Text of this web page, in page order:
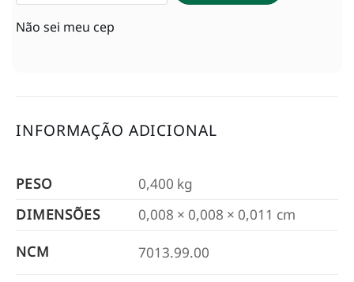
Não sei meu cep
INFORMAÇÃO ADICIONAL
PESO
0,400 kg
DIMENSÕES
0,008 × 0,008 × 0,011 cm
NCM 7013.99.00